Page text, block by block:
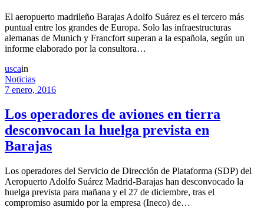
El aeropuerto madrileño Barajas Adolfo Suárez es el tercero más
puntual entre los grandes de Europa. Solo las infraestructuras
alemanas de Munich y Francfort superan a la española, según un
informe elaborado por la consultora…
uscain
Noticias
7 enero, 2016
Los operadores de aviones en tierra
desconvocan la huelga prevista en
Barajas
Los operadores del Servicio de Dirección de Plataforma (SDP) del
Aeropuerto Adolfo Suárez Madrid-Barajas han desconvocado la
huelga prevista para mañana y el 27 de diciembre, tras el
compromiso asumido por la empresa (Ineco) de…